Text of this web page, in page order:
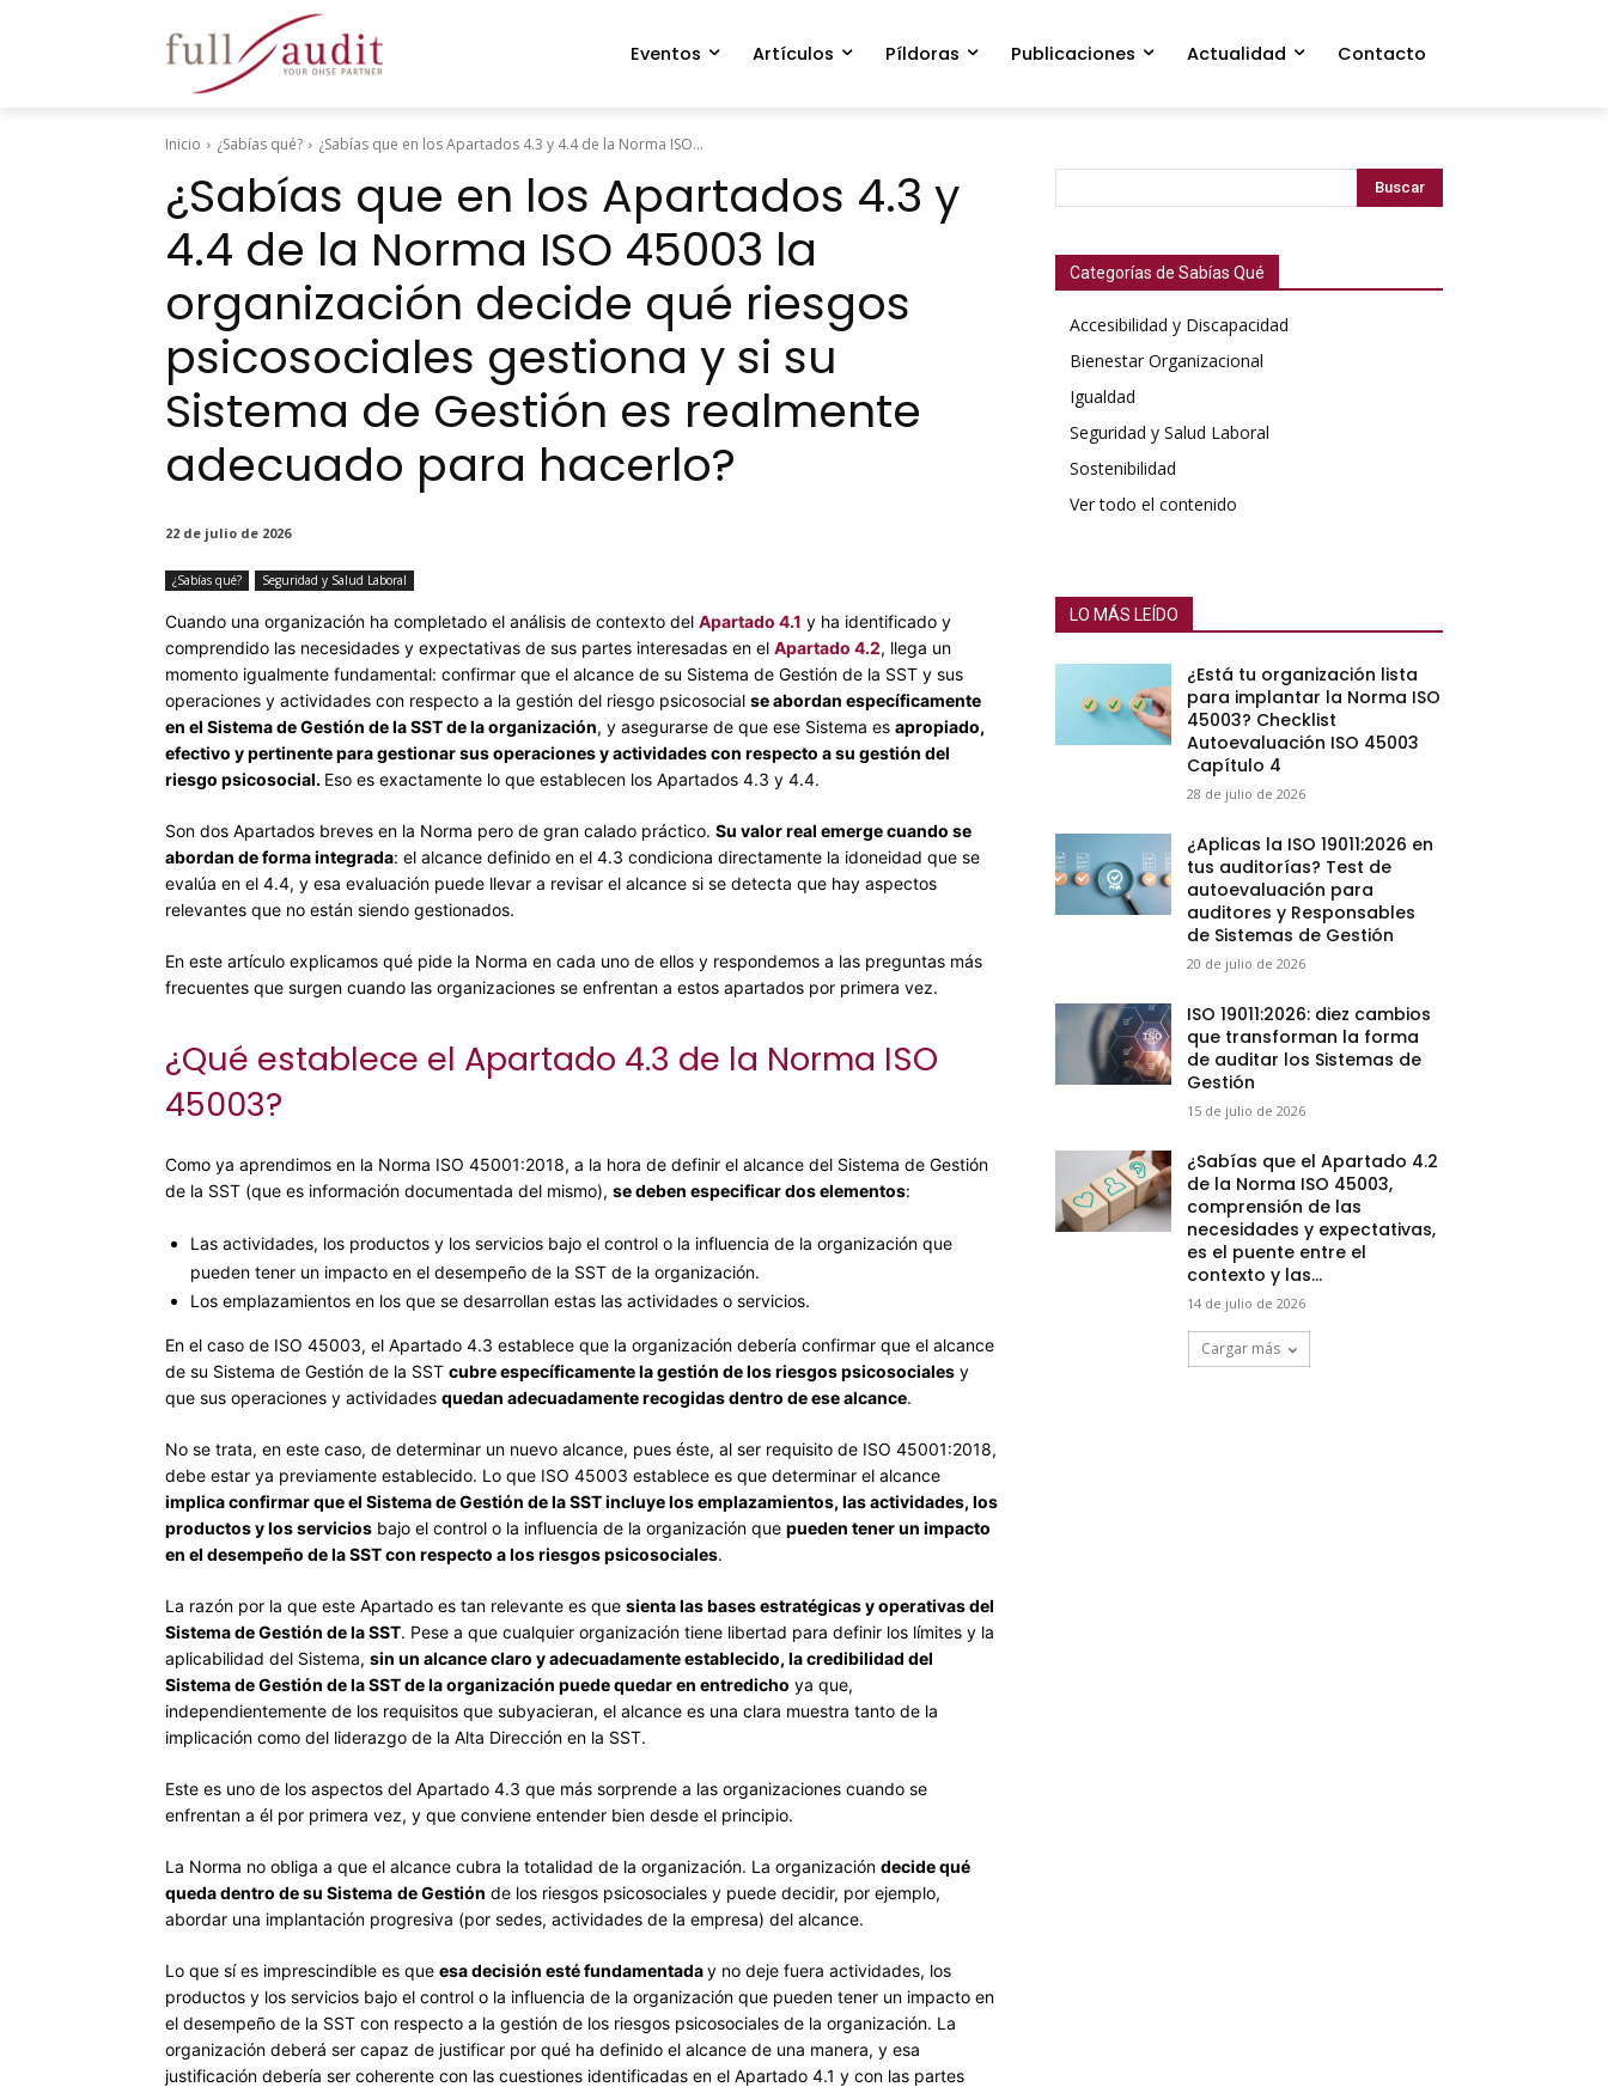
Eventos Artículos Píldoras Publicaciones Actualidad Contacto
Inicio ¿Sabías qué? ¿Sabías que en los Apartados 4.3 y 4.4 de la Norma ISO...
¿Sabías que en los Apartados 4.3 y
4.4 de la Norma ISO 45003 la
organización decide qué riesgos
psicosociales gestiona y si su
Sistema de Gestión es realmente
adecuado para hacerlo?
22 de julio de 2026
¿Sabías qué? Seguridad y Salud Laboral
Cuando una organización ha completado el análisis de contexto del Apartado 4.1 y ha identificado y
comprendido las necesidades y expectativas de sus partes interesadas en el Apartado 4.2, llega un
momento igualmente fundamental: confirmar que el alcance de su Sistema de Gestión de la SST y sus
operaciones y actividades con respecto a la gestión del riesgo psicosocial se abordan específicamente
en el Sistema de Gestión de la SST de la organización, y asegurarse de que ese Sistema es apropiado,
efectivo y pertinente para gestionarsus operaciones y actividades con respecto a su gestión del
riesgo psicosocial. Eso es exactamente lo que establecen los Apartados 4.3 y 4.4.
Son dos Apartados breves en la Norma pero de gran calado práctico. Su valor real emerge cuando se
abordan de forma integrada: el alcance definido en el 4.3 condiciona directamente la idoneidad que se
evalúa en el 4.4, y esa evaluación puede llevar a revisar el alcance si se detecta que hay aspectos
relevantes que no están siendo gestionados.
En este artículo explicamos qué pide la Norma en cada uno de ellos y respondemos a las preguntas más
frecuentes que surgen cuando las organizaciones se enfrentan a estos apartados por primera vez.
¿Qué establece el Apartado 4.3 de la Norma ISO
45003?
Como ya aprendimos en la Norma ISO 45001:2018, a la hora de definir el alcance del Sistema de Gestión
de la SST (que es información documentada del mismo), se deben especificar dos elementos:
Las actividades, los productos y los servicios bajo el control o la influencia de la organización que
pueden tener un impacto en el desempeño de la SST de la organización.
Los emplazamientos en los que se desarrollan estas las actividades o servicios.
En el caso de ISO 45003, el Apartado 4.3 establece que la organización debería confirmar que el alcance
de su Sistema de Gestión de la SST cubre específicamente la gestión de los riesgos psicosociales y
que sus operaciones y actividades quedan adecuadamente recogidas dentro de ese alcance.
No se trata, en este caso, de determinar un nuevo alcance, pues éste, al ser requisito de ISO 45001:2018,
debe estar ya previamente establecido. Lo que ISO 45003 establece es que determinar el alcance
implica confirmar que el Sistema de Gestión de la SST incluyelos emplazamientos, las actividades, los
productos y los servicios bajo el control o la influencia de la organización que pueden tener un impacto
en el desempeño de la SST con respecto a los riesgos psicosociales.
La razón por la que este Apartado es tan relevante es que sienta las bases estratégicas y operativas del
Sistema de Gestión de la SST. Pese a que cualquier organización tiene libertad para definir los límites y la
aplicabilidad del Sistema, sin un alcance claro y adecuadamente establecido, la credibilidad del
Sistema de Gestión de la SST de la organización puede quedar en entredicho ya que,
independientemente de los requisitos que subyacieran, el alcance es una clara muestra tanto de la
implicación como del liderazgo de la Alta Dirección en la SST.
Este es uno de los aspectos del Apartado 4.3 que más sorprende a las organizaciones cuando se
enfrentan a él por primera vez, y que conviene entender bien desde el principio.
La Norma no obliga a que el alcance cubra la totalidad de la organización. La organización decide qué
queda dentro de su Sistema de Gestión de los riesgos psicosociales y puede decidir, por ejemplo,
abordar una implantación progresiva (por sedes, actividades de la empresa) del alcance.
Lo que sí es imprescindible es que esa decisión esté fundamentaday no deje fuera actividades, los
productos y los servicios bajo el control o la influencia de la organización que pueden tener un impacto en
el desempeño de la SST con respecto a la gestión de los riesgos psicosociales de la organización. La
organización deberá ser capaz de justificar por qué ha definido el alcance de una manera, y esa
justificación debería ser coherente con las cuestiones identificadas en el Apartado 4.1 y con las partes
Buscar
Categorías de Sabías Qué
Accesibilidad y Discapacidad
Bienestar Organizacional
Igualdad
Seguridad y Salud Laboral
Sostenibilidad
Ver todo el contenido
LO MÁS LEÍDO
¿Está tu organización lista
para implantar la Norma ISO
45003? Checklist
Autoevaluación ISO 45003
Capítulo 4
28 de julio de 2026
¿Aplicas la ISO 19011:2026 en
tus auditorías? Test de
autoevaluación para
auditores y Responsables
de Sistemas de Gestión
20 de julio de 2026
ISO 19011:2026: diez cambios
que transforman la forma
de auditar los Sistemas de
Gestión
15 de julio de 2026
¿Sabías que el Apartado 4.2
de la Norma ISO 45003,
comprensión de las
necesidades y expectativas,
es el puente entre el
contexto y las...
14 de julio de 2026
Cargar más